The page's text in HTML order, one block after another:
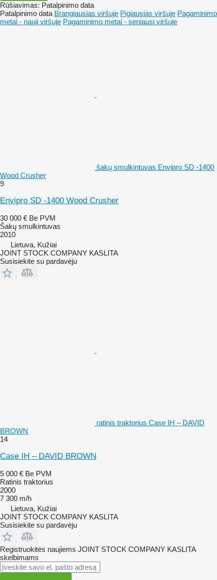
Rūšiavimas: Patalpinimo data
Patalpinimo data Brangiausias viršuje Pigiausias viršuje Pagaminimo
metai - nauji viršuje Pagaminimo metai - seniausi viršuje
šakų smulkintuvas Envipro SD -1400
Wood Crusher
9
Envipro SD -1400 Wood Crusher
30 000 € Be PVM
Šakų smulkintuvas
2010
Lietuva, Kužiai
JOINT STOCK COMPANY KASLITA
Susisiekite su pardavėju
ratinis traktorius Case IH – DAVID
BROWN
14
Case IH – DAVID BROWN
5 000 € Be PVM
Ratinis traktorius
2000
7 300 m/h
Lietuva, Kužiai
JOINT STOCK COMPANY KASLITA
Susisiekite su pardavėju
Registruokitės naujiems JOINT STOCK COMPANY KASLITA
skelbimams